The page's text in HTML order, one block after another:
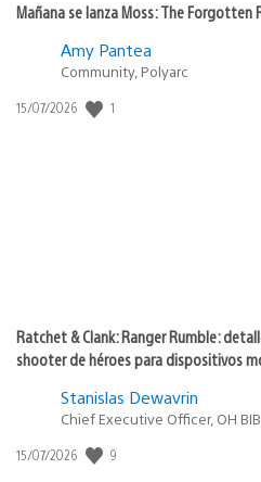
Mañana se lanza Moss: The Forgotten
Amy Pantea
Community, Polyarc
Fecha
15/07/2026 1
Ratchet & Clank: Ranger Rumble:
shooter de héroes para dispositivos
Stanislas Dewavrin
Chief Executive Officer, OH
Fecha
15/07/2026 9